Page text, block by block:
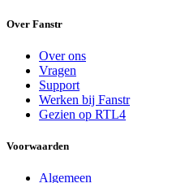
Over Fanstr
Over ons
Vragen
Support
Werken bij Fanstr
Gezien op RTL4
Voorwaarden
Algemeen